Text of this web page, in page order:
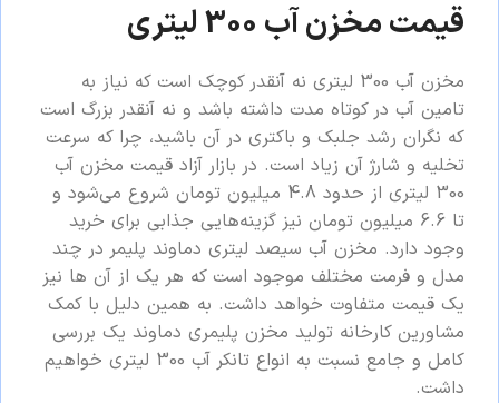
قیمت مخزن آب 300 لیتری
مخزن آب 300 لیتری نه آنقدر کوچک است که نیاز به
تامین آب در کوتاه مدت داشته باشد و نه آنقدر بزرگ است
که نگران رشد جلبک و باکتری در آن باشید، چرا که سرعت
تخلیه و شارژ آن زیاد است. در بازار آزاد قیمت مخزن آب
300 لیتری از حدود 4.8 میلیون تومان شروع می‌شود و
تا 6.6 میلیون تومان نیز گزینه‌هایی جذابی برای خرید
وجود دارد. مخزن آب سیصد لیتری دماوند پلیمر در چند
مدل و فرمت مختلف موجود است که هر یک از آن ها نیز
یک قیمت متفاوت خواهد داشت. به همین دلیل با کمک
مشاورین کارخانه تولید مخزن پلیمری دماوند یک بررسی
کامل و جامع نسبت به انواع تانکر آب 300 لیتری خواهیم
داشت.